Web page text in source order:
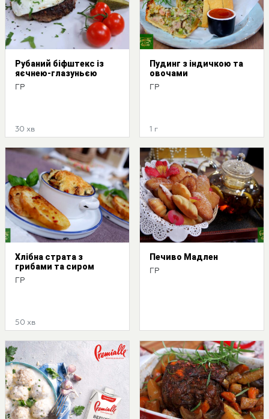
Рубаний біфштекс із
яєчнею-глазуньєю
ГР
30 хв
Пудинг з індичкою та
овочами
ГР
1 г
Хлібна страта з
грибами та сиром
ГР
50 хв
Печиво Мадлен
ГР